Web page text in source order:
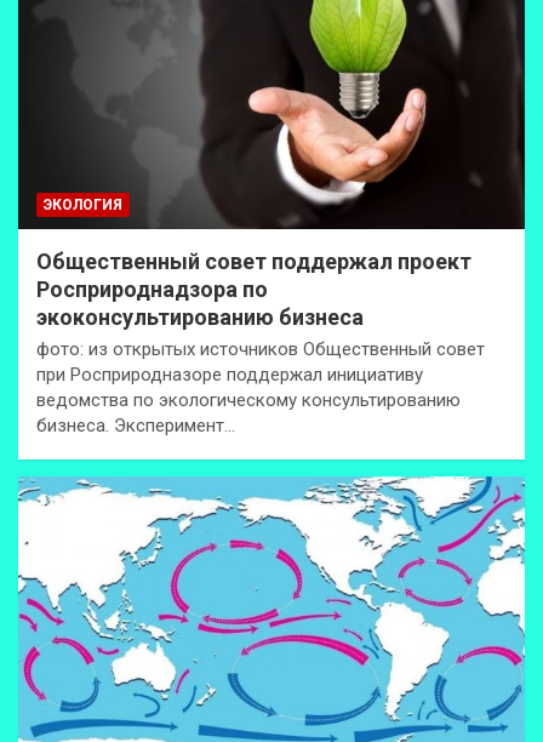
ЭКОЛОГИЯ
Общественный совет поддержал проект
Росприроднадзора по
экоконсультированию бизнеса
фото: из открытых источников Общественный совет
при Росприродназоре поддержал инициативу
ведомства по экологическому консультированию
бизнеса. Эксперимент…